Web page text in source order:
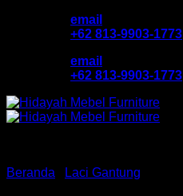
email
+62 813-9903-1773
email
+62 813-9903-1773
Beranda Laci Gantung